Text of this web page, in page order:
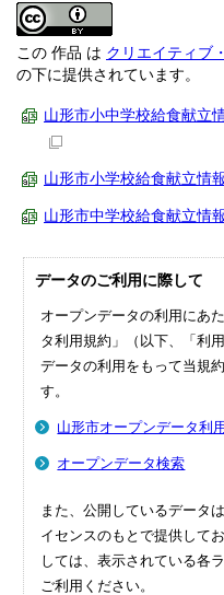
この 作品 は クリエイティブ
の下に提供されています。
山形市小中学校給食献立
山形市小学校給食献立情
山形市中学校給食献立情
データのご利用に際して
オープンデータの利用にあ
タ利用規約」（以下、「利
データの利用をもって当規
す。
山形市オープンデータ利
オープンデータ検索
また、公開しているデータ
イセンスのもとで提供して
しては、表示されている各
ご利用ください。